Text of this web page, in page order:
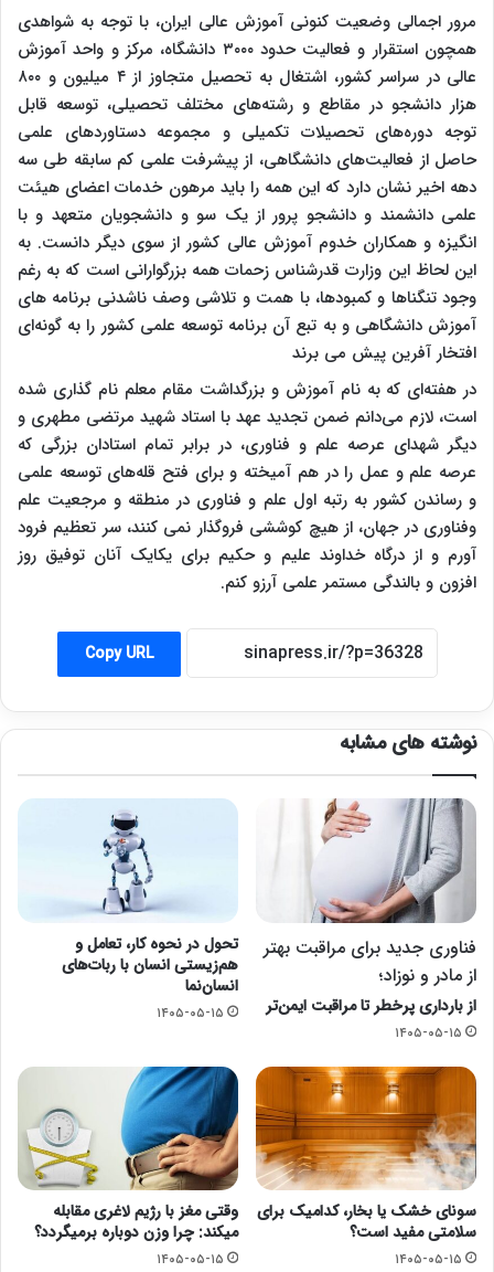
مرور اجمالی وضعیت کنونی آموزش عالی ایران، با توجه به شواهدی
همچون استقرار و فعالیت حدود ۳۰۰۰ دانشگاه، مرکز و واحد آموزش
عالی در سراسر کشور، اشتغال به تحصیل متجاوز از ۴ میلیون و ۸۰۰
هزار دانشجو در مقاطع و رشته‌های مختلف تحصیلی، توسعه قابل
توجه دوره‌های تحصیلات تکمیلی و مجموعه دستاوردهای علمی
حاصل از فعالیت‌های دانشگاهی، از پیشرفت علمی کم سابقه طی سه
دهه اخیر نشان دارد که این همه را باید مرهون خدمات اعضای هیئت
علمی دانشمند و دانشجو پرور از یک سو و دانشجویان متعهد و با
انگیزه و همکاران خدوم آموزش عالی کشور از سوی دیگر دانست. به
این لحاظ این وزارت قدرشناس زحمات همه بزرگوارانی است که به رغم
وجود تنگناها و کمبود‌ها، با همت و تلاشی وصف ناشدنی برنامه های
آموزش دانشگاهی و به تبع آن برنامه توسعه علمی کشور را به گونه‌ای
افتخار آفرین پیش می برند
در هفته‌ای که به نام آموزش و بزرگداشت مقام معلم نام گذاری شده
است، لازم می‌دانم ضمن تجدید عهد با استاد شهید مرتضی مطهری و
دیگر شهدای عرصه علم و فناوری، در برابر تمام استادان بزرگی که
عرصه علم و عمل را در هم آمیخته و برای فتح قله‌های توسعه علمی
و رساندن کشور به رتبه اول علم و فناوری در منطقه و مرجعیت علم
وفناوری در جهان، از هیچ کوششی فروگذار نمی کنند، سر تعظیم فرود
آورم و از درگاه خداوند علیم و حکیم برای یکایک آنان توفیق روز
افزون و بالندگی مستمر علمی آرزو کنم.
Copy URL
نوشته های مشابه
فناوری جدید برای مراقبت بهتر
از مادر و نوزاد؛
از بارداری پرخطر تا مراقبت ایمن‌تر
۱۴۰۵-۰۵-۱۵
تحول در نحوه کار، تعامل و
هم‌زیستی انسان با ربات‌های
انسان‌نما
۱۴۰۵-۰۵-۱۵
سونای خشک یا بخار، کدامیک برای
سلامتی مفید است؟
۱۴۰۵-۰۵-۱۵
وقتی مغز با رژیم لاغری مقابله
میکند: چرا وزن دوباره برمیگردد؟
۱۴۰۵-۰۵-۱۵